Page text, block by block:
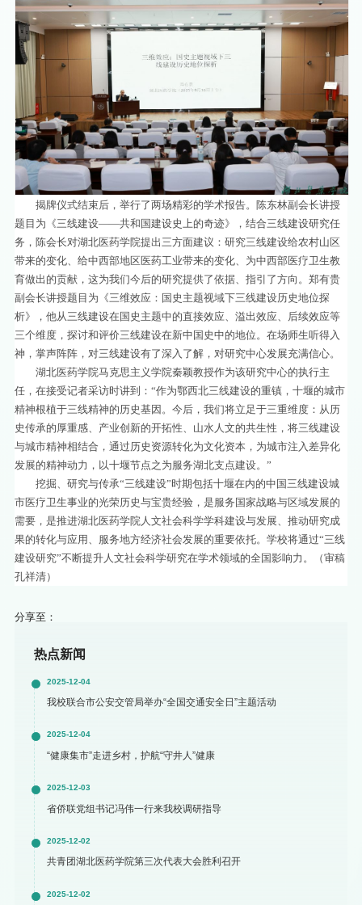
揭牌仪式结束后，举行了两场精彩的学术报告。陈东林副会长讲授
题目为《三线建设——共和国建设史上的奇迹》，结合三线建设研究任
务，陈会长对湖北医药学院提出三方面建议：研究三线建设给农村山区
带来的变化、给中西部地区医药工业带来的变化、为中西部医疗卫生教
育做出的贡献，这为我们今后的研究提供了依据、指引了方向。郑有贵
副会长讲授题目为《三维效应：国史主题视域下三线建设历史地位探
析》，他从三线建设在国史主题中的直接效应、溢出效应、后续效应等
三个维度，探讨和评价三线建设在新中国史中的地位。在场师生听得入
神，掌声阵阵，对三线建设有了深入了解，对研究中心发展充满信心。
湖北医药学院马克思主义学院秦颖教授作为该研究中心的执行主
任，在接受记者采访时讲到：“作为鄂西北三线建设的重镇，十堰的城市
精神根植于三线精神的历史基因。今后，我们将立足于三重维度：从历
史传承的厚重感、产业创新的开拓性、山水人文的共生性，将三线建设
与城市精神相结合，通过历史资源转化为文化资本，为城市注入差异化
发展的精神动力，以十堰节点之为服务湖北支点建设。”
挖掘、研究与传承“三线建设”时期包括十堰在内的中国三线建设城
市医疗卫生事业的光荣历史与宝贵经验，是服务国家战略与区域发展的
需要，是推进湖北医药学院人文社会科学学科建设与发展、推动研究成
果的转化与应用、服务地方经济社会发展的重要依托。学校将通过“三线
建设研究”不断提升人文社会科学研究在学术领域的全国影响力。（审稿
孔祥清）
分享至：
热点新闻
2025-12-04
我校联合市公安交管局举办“全国交通安全日”主题活动
2025-12-04
“健康集市”走进乡村，护航“守井人”健康
2025-12-03
省侨联党组书记冯伟一行来我校调研指导
2025-12-02
共青团湖北医药学院第三次代表大会胜利召开
2025-12-02